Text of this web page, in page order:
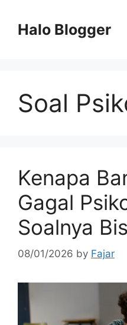
contentHalo Blogger
Soal
Kenapa
Gagal
Soalnya
08/01/2026 by Fajar